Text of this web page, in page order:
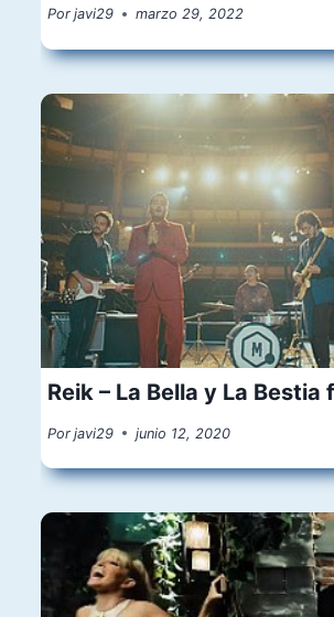
Por javi29 marzo 29, 2022
Reik – La Bella y La Bestia
Por javi29 junio 12, 2020